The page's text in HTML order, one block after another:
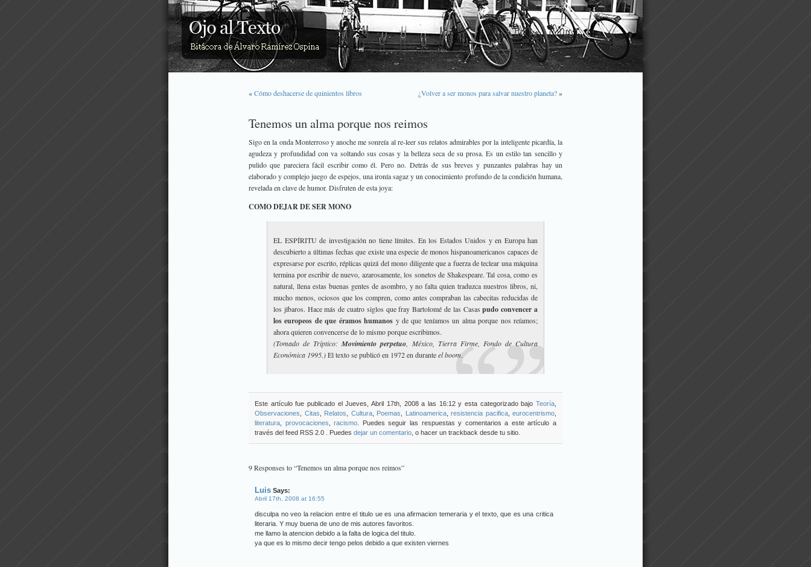
«Cómo deshacerse de quinientos libros ¿Volver a ser monos para salvar nuestro planeta?»
Tenemos un alma porque nos reimos
Sigo en la onda Monterroso y anoche me sonreía al re-leer sus relatos admirables por la inteligente picardía, la
agudeza y profundidad con va soltando sus cosas y la belleza seca de su prosa. Es un estilo tan sencillo y
pulido que pareciera fácil escribir como él. Pero no. Detrás de sus breves y punzantes palabras hay un
elaborado y complejo juego de espejos, una ironía sagaz y un conocimiento profundo de la condición humana,
revelada en clave de humor. Disfruten de esta joya:
COMO DEJAR DE SER MONO
EL ESPÍRITU de investigación no tiene límites. En los Estados Unidos y en Europa han
descubierto a últimas fechas que existe una especie de monos hispanoamericanos capaces de
expresarse por escrito, réplicas quizá del mono diligente que a fuerza de teclear una máquina
termina por escribir de nuevo, azarosamente, los sonetos de Shakespeare.Tal cosa, como es
natural, llena estas buenas gentes de asombro, y no falta quien traduzca nuestros libros, ni,
mucho menos, ociosos que los compren, como antes compraban las cabecitas reducidas de
los jíbaros. Hace más de cuatro siglos que fray Bartolomé de las Casaspudo convencer a
los europeos de que éramos humanos y de que teníamos un alma porque nos reíamos;
ahora quieren convencerse de lo mismo porque escribimos.
(Tomado de Tríptico:Movimiento perpetuo , México, Tierra Firme, Fondo de Cultura
Económica 1995.)El texto se publicó en 1972 en duranteel boom.
Este artículo fue publicado el Jueves, Abril 17th, 2008 a las 16:12 y esta categorizado bajo Teoría
Observaciones
Citas Relatos Cultura, Poemas Latinoamerica, resistencia pacifica, eurocentrismo
literatura
provocaciones ,racismo . Puedes seguir las respuestas y comentarios a este artículo a
través del feed RSS 2.0 . Puedes dejar un comentario , o hacer un trackback desde tu sitio.
9 Responses to “Tenemos un alma porque nos reimos”
Luis Says:
Abril 17th, 2008 at 16:55
disculpa no veo la relacion entre el titulo ue es una afirmacion temeraria y el texto, que es una critica
literaria. Y muy buena de uno de mis autores favoritos.
me llamo la atencion debido a la falta de logica del titulo.
ya que es lo mismo decir tengo pelos debido a que existen viernes